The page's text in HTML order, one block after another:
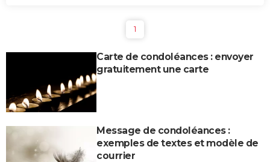
1
Carte de condoléances : envoyer
gratuitement une carte
Message de condoléances :
exemples de textes et modèle de
courrier